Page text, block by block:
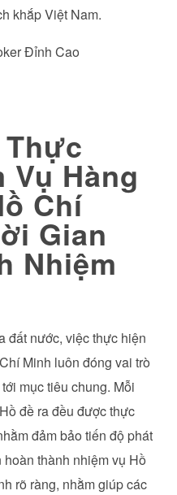
khắp Việt Nam.
Đỉnh Cao
Vụ Hàng
Chí
Gian
Nhiệm
đất nước, việc thực hiện
Minh luôn đóng vai trò
mục tiêu chung. Mỗi
đề ra đều được thực
đảm bảo tiến độ phát
thành nhiệm vụ Hồ
rõ ràng, nhằm giúp các